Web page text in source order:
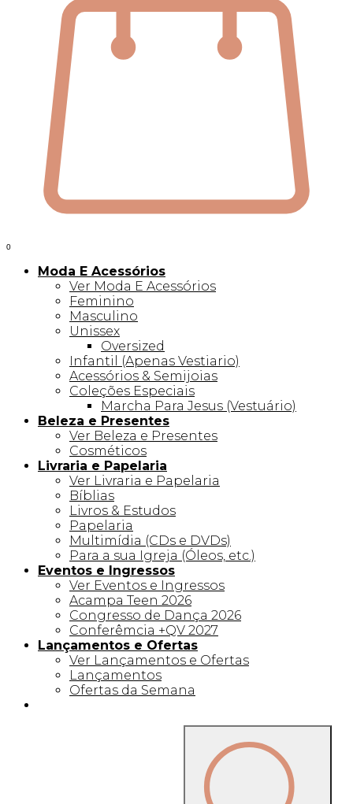
0
Moda E Acessórios
Ver Moda E Acessórios
Feminino
Masculino
Unissex
Oversized
Infantil (Apenas Vestiario)
Acessórios & Semijoias
Coleções Especiais
Marcha Para Jesus (Vestuário)
Beleza e Presentes
Ver Beleza e Presentes
Cosméticos
Livraria e Papelaria
Ver Livraria e Papelaria
Bíblias
Livros & Estudos
Papelaria
Multimídia (CDs e DVDs)
Para a sua Igreja (Óleos, etc.)
Eventos e Ingressos
Ver Eventos e Ingressos
Acampa Teen 2026
Congresso de Dança 2026
Conferêmcia +QV 2027
Lançamentos e Ofertas
Ver Lançamentos e Ofertas
Lançamentos
Ofertas da Semana